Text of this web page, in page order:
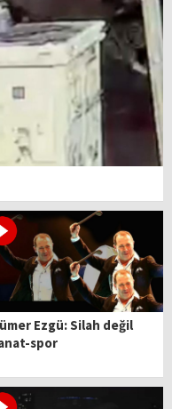
Ezgü: Silah değil
spor